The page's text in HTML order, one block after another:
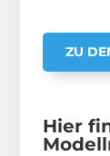
ZU
Hier